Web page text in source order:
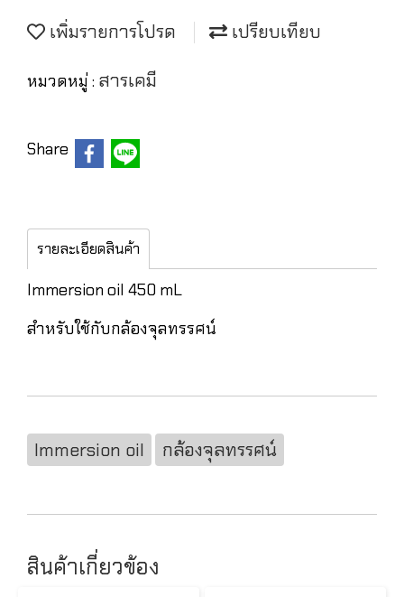
เพิ่มรายการโปรด เปรียบเทียบ
หมวดหมู่ : สารเคมี
Share
รายละเอียดสินค้า
Immersion oil 450 mL
สำหรับใช้กับกล้องจุลทรรศน์
Immersion oil กล้องจุลทรรศน์
สินค้าเกี่ยวข้อง